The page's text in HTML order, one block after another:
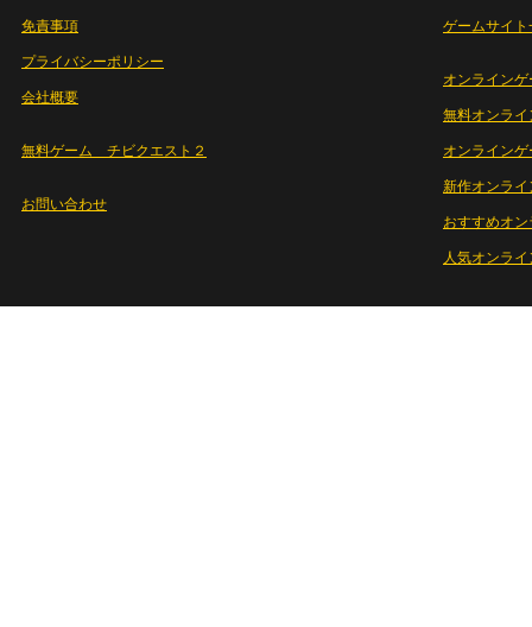
免責事項
プライバシーポリシー
会社概要
無料ゲーム チビクエスト２
お問い合わせ
ゲームサイト
オンラインゲ
無料オンライ
オンライン
新作オンライ
おすすめオ
人気オンラ